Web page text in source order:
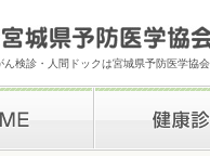
ん検診・人間ドックは宮城県予防医学協